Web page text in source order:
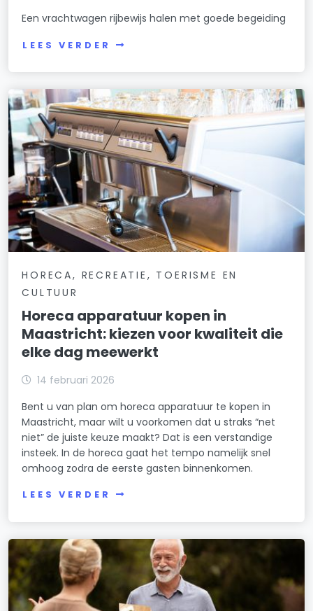
Een vrachtwagen rijbewijs halen met goede begeiding
LEES VERDER
HORECA, RECREATIE, TOERISME EN
CULTUUR
Horeca apparatuur kopen in
Maastricht: kiezen voor kwaliteit die
elke dag meewerkt
14 februari 2026
Bent u van plan om horeca apparatuur te kopen in
Maastricht, maar wilt u voorkomen dat u straks “net
niet” de juiste keuze maakt? Dat is een verstandige
insteek. In de horeca gaat het tempo namelijk snel
omhoog zodra de eerste gasten binnenkomen.
LEES VERDER